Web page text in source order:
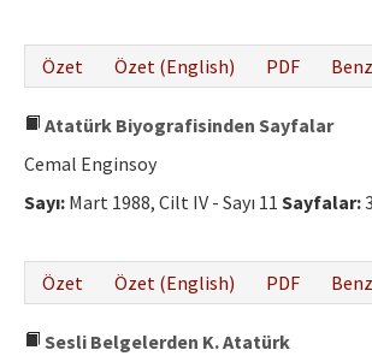
Özet
Özet (English) PDF
Atatürk Biyografisinden Sayfalar
Cemal Enginsoy
Sayı: Mart 1988, Cilt IV - Sayı 11 Sayfalar:
Özet
Özet (English) PDF
Sesli Belgelerden K. Atatürk